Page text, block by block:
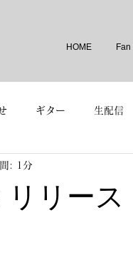
HOME
ギター 生配信
para guitarristas
リリース
: 1分